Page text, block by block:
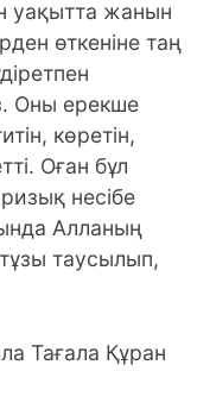
уақытта жанын
өткеніне таң
Оны ерекше
көретін,
Оған бұл
несібе
Алланың
таусылып,
Тағала Құран